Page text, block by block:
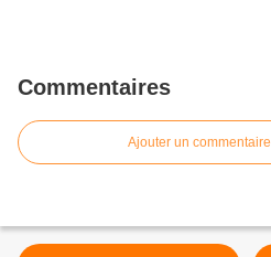
Commentaires
Ajouter un commentaire